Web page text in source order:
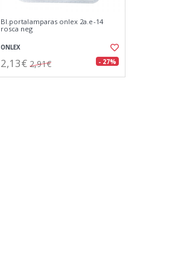
Bl.portalamparas onlex 2a.e-14
rosca neg
ONLEX
2,13€ 2,91€ - 27%